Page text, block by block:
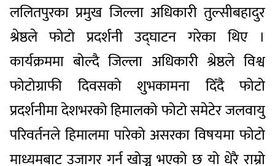
ललितपुरका प्रमुख जिल्ला अधिकारी तुल्सीबहादुर
श्रेष्ठले फोटो प्रदर्शनी उद्घाटन गरेका थिए ।
कार्यक्रममा बोल्दै जिल्ला अधिकारी श्रेष्ठले विश्व
फोटोग्राफी दिवसको शुभकामना दिँदै फोटो
प्रदर्शनीमा देशभरको हिमालको फोटो समेटेर जलवायु
परिवर्तनले हिमालमा पारेको असरका विषयमा फोटो
माध्यमबाट उजागर गर्न खोज्नु भएको छ यो धेरै राम्रो